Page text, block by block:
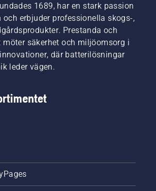
1689, har en stark passion
erbjuder professionella skogs-,
Prestanda och
möter säkerhet och miljöomsorg i
där batterilösningar
leder vägen.